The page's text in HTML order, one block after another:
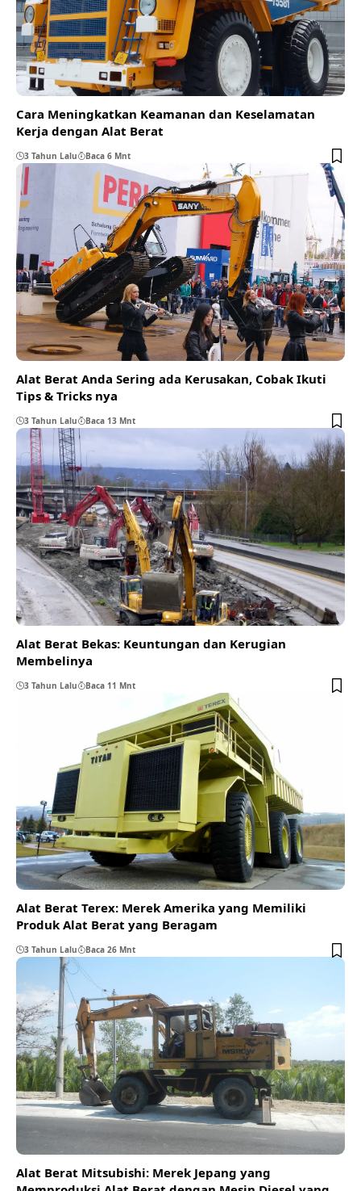
Cara Meningkatkan Keamanan dan Keselamatan
Kerja dengan Alat Berat
3 Tahun Lalu Baca 6 Mnt
Alat Berat Anda Sering ada Kerusakan, Cobak Ikuti
Tips & Tricks nya
3 Tahun Lalu Baca 13 Mnt
Alat Berat Bekas: Keuntungan dan Kerugian
Membelinya
3 Tahun Lalu Baca 11 Mnt
Alat Berat Terex: Merek Amerika yang Memiliki
Produk Alat Berat yang Beragam
3 Tahun Lalu Baca 26 Mnt
Alat Berat Mitsubishi: Merek Jepang yang